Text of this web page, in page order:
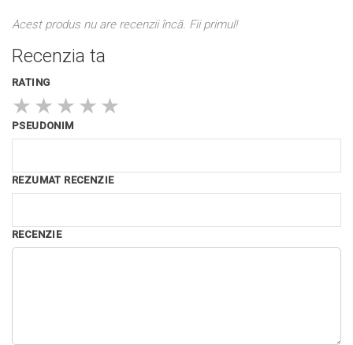
Acest produs nu are recenzii încă. Fii primul!
Recenzia ta
RATING
★ ★ ★ ★ ★
PSEUDONIM
REZUMAT RECENZIE
RECENZIE